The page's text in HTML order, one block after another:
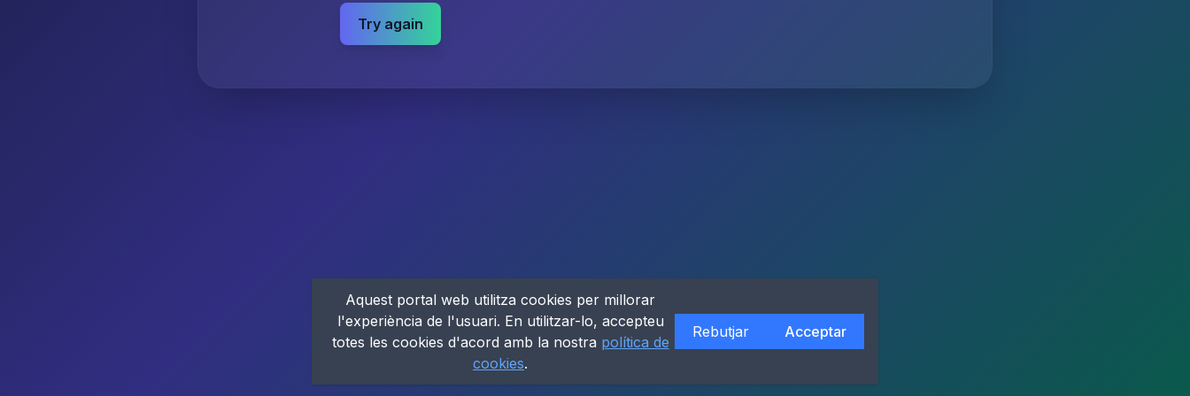
Try again
Aquest portal web utilitza cookies per millorar
l'experiència de l'usuari. En utilitzar-lo, accepteu
totes les cookies d'acord amb la nostra política de
cookies.
Rebutjar Acceptar